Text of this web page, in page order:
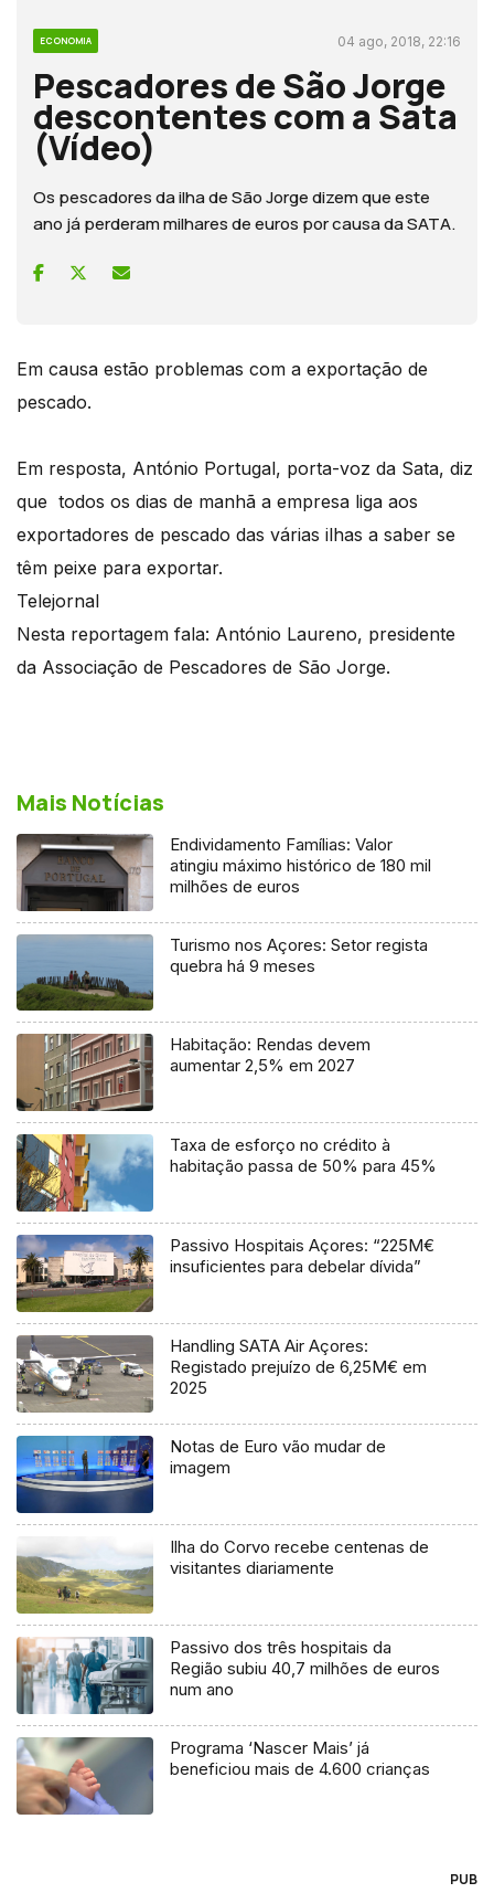
ECONOMIA 04 ago, 2018, 22:16
Pescadores de São Jorge
descontentes com a Sata
(Vídeo)
Os pescadores da ilha de São Jorge dizem que este
ano já perderam milhares de euros por causa da SATA.
Em causa estão problemas com a exportação de
pescado.
Em resposta, António Portugal, porta-voz da Sata, diz
que todos os dias de manhã a empresa liga aos
exportadores de pescado das várias ilhas a saber se
têm peixe para exportar.
Telejornal
Nesta reportagem fala: António Laureno, presidente
da Associação de Pescadores de São Jorge.
Mais Notícias
Endividamento Famílias: Valor
atingiu máximo histórico de 180 mil
milhões de euros
Turismo nos Açores: Setor regista
quebra há 9 meses
Habitação: Rendas devem
aumentar 2,5% em 2027
Taxa de esforço no crédito à
habitação passa de 50% para 45%
Passivo Hospitais Açores: “225M€
insuficientes para debelar dívida”
Handling SATA Air Açores:
Registado prejuízo de 6,25M€ em
2025
Notas de Euro vão mudar de
imagem
Ilha do Corvo recebe centenas de
visitantes diariamente
Passivo dos três hospitais da
Região subiu 40,7 milhões de euros
num ano
Programa ‘Nascer Mais’ já
beneficiou mais de 4.600 crianças
PUB